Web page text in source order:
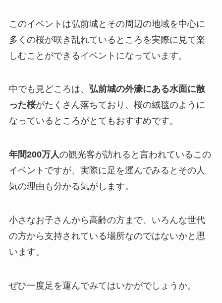
このイベントは弘前城とその周辺の地域を中心に
多くの桜が咲き乱れているところを実際に見て楽
しむことができるイベントになっています。
中でも見どころは、 弘前城の外濠にある水面に散
った桜がたくさん落ちており、桜の絨毯のように
なっているところがとてもおすすめです。
年間200万人の観光客が訪れると言われているこの
イベントですが、実際に足を運んでみるとその人
気の理由も分かる気がします。
小さなお子さんから高齢の方まで、いろんな世代
の方から支持されている場所なのではないかと思
います。
ぜひ一度足を運んでみてはいかがでしょうか。